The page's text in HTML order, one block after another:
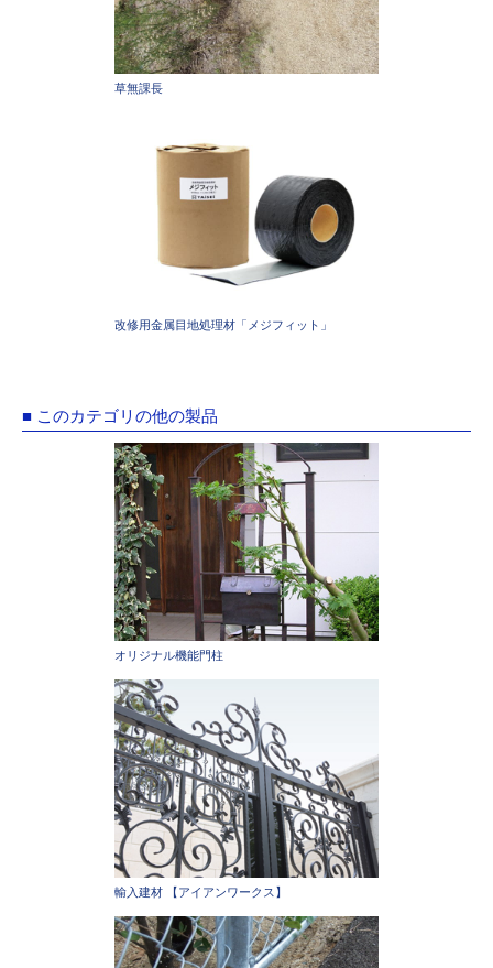
草無課長
改修用金属目地処理材「メジフィット」
■ このカテゴリの他の製品
オリジナル機能門柱
輸入建材 【アイアンワークス】